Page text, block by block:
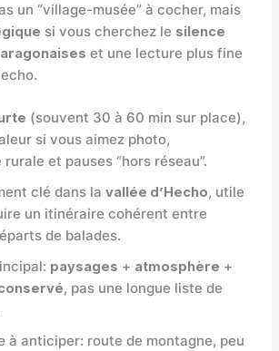
un “village-musée” à cocher, mais
si vous cherchez le silence
et une lecture plus fine
(souvent 30 à 60 min sur place),
si vous aimez photo,
et pauses “hors réseau”.
clé dans lavallée d’Hecho, utile
un itinéraire cohérent entre
de balades.
paysages + atmosphère +
, pas une longue liste de
à anticiper: route de montagne, peu